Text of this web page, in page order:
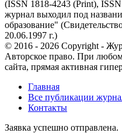
(ISSN 1818-4243 (Print),
журнал выходил под
образование"
20.06.1997 г.)
© 2016 - 2026 Copyright -
Авторское право. При
сайта, прямая активная
Главная
Все публикации
Контакты
Заявка успешно отправлена.